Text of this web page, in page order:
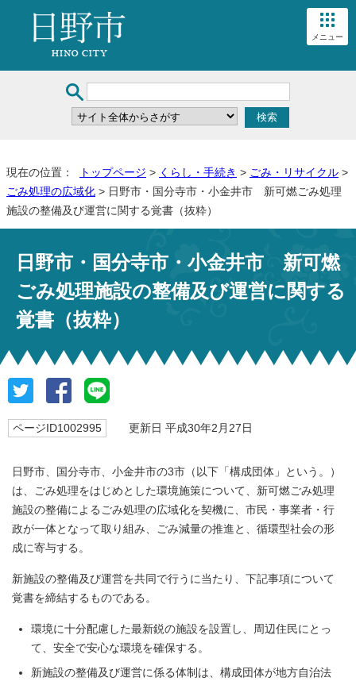
メニュー
現在の位置： トップページ > くらし・手続き > ごみ・リサイクル >
ごみ処理の広域化 > 日野市・国分寺市・小金井市 新可燃ごみ処理
施設の整備及び運営に関する覚書（抜粋）
日野市・国分寺市・小金井市 新可燃
ごみ処理施設の整備及び運営に関する
覚書（抜粋）
ページID1002995 更新日 平成30年2月27日
日野市、国分寺市、小金井市の3市（以下「構成団体」という。）
は、ごみ処理をはじめとした環境施策について、新可燃ごみ処理
施設の整備によるごみ処理の広域化を契機に、市民・事業者・行
政が一体となって取り組み、ごみ減量の推進と、循環型社会の形
成に寄与する。
新施設の整備及び運営を共同で行うに当たり、下記事項について
覚書を締結するものである。
環境に十分配慮した最新鋭の施設を設置し、周辺住民にとっ
て、安全で安心な環境を確保する。
新施設の整備及び運営に係る体制は、構成団体が地方自治法